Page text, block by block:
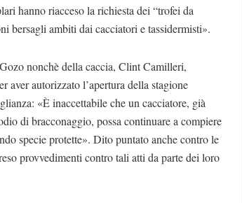
hanno riacceso la richiesta dei “trofei da
bersagli ambiti dai cacciatori e tassidermisti».
nonchè della caccia, Clint Camilleri,
aver autorizzato l’apertura della stagione
«È inaccettabile che un cacciatore, già
di bracconaggio, possa continuare a compiere
specie protette». Dito puntato anche contro le
provvedimenti contro tali atti da parte dei loro